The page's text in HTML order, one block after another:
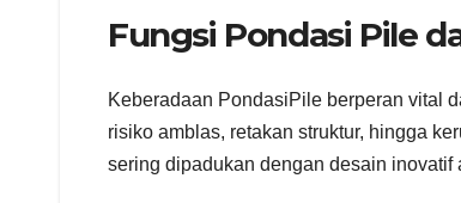
Fungsi Pondasi Pile
Keberadaan PondasiPile berperan vital
risiko amblas, retakan struktur, hingga
sering dipadukan dengan desain